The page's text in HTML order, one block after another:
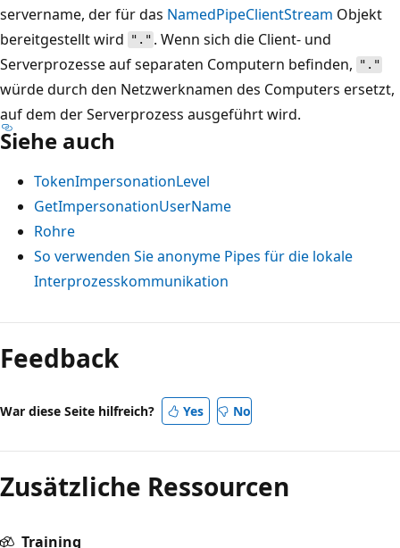
servername, der für das NamedPipeClientStream Objekt
bereitgestellt wird
"." . Wenn sich die Client- und
Serverprozesse auf separaten Computern befinden,
"."
würde durch den Netzwerknamen des Computers ersetzt,
auf dem der Serverprozess ausgeführt wird.
Siehe auch
TokenImpersonationLevel
GetImpersonationUserName
Rohre
So verwenden Sie anonyme Pipes für die lokale
Interprozesskommunikation
Feedback
War diese Seite hilfreich? Yes No
Zusätzliche Ressourcen
Training